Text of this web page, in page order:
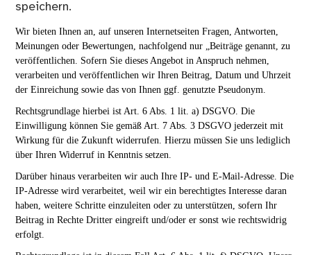
speichern.
Wir bieten Ihnen an, auf unseren Internetseiten Fragen, Antworten,
Meinungen oder Bewertungen, nachfolgend nur „Beiträge genannt, zu
veröffentlichen. Sofern Sie dieses Angebot in Anspruch nehmen,
verarbeiten und veröffentlichen wir Ihren Beitrag, Datum und Uhrzeit
der Einreichung sowie das von Ihnen ggf. genutzte Pseudonym.
Rechtsgrundlage hierbei ist Art. 6 Abs. 1 lit. a) DSGVO. Die
Einwilligung können Sie gemäß Art. 7 Abs. 3 DSGVO jederzeit mit
Wirkung für die Zukunft widerrufen. Hierzu müssen Sie uns lediglich
über Ihren Widerruf in Kenntnis setzen.
Darüber hinaus verarbeiten wir auch Ihre IP- und E-Mail-Adresse. Die
IP-Adresse wird verarbeitet, weil wir ein berechtigtes Interesse daran
haben, weitere Schritte einzuleiten oder zu unterstützen, sofern Ihr
Beitrag in Rechte Dritter eingreift und/oder er sonst wie rechtswidrig
erfolgt.